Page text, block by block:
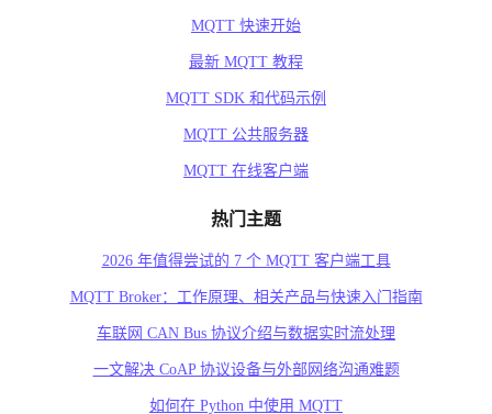
MQTT 快速开始
最新 MQTT 教程
MQTT SDK 和代码示例
MQTT 公共服务器
MQTT 在线客户端
热门主题
2026 年值得尝试的 7 个 MQTT 客户端工具
MQTT Broker：工作原理、相关产品与快速入门指南
车联网 CAN Bus 协议介绍与数据实时流处理
一文解决 CoAP 协议设备与外部网络沟通难题
如何在 Python 中使用 MQTT